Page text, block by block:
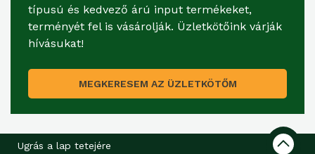
típusú és kedvező árú input termékeket,
terményét fel is vásárolják. Üzletkötőink várják
hívásukat!
MEGKERESEM AZ ÜZLETKÖTŐM
Ugrás a lap tetejére